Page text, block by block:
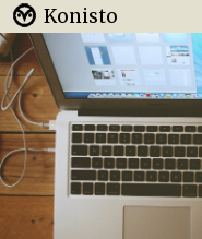
Konisto
Arbeit & Karriere
Internet
Urlaub & Reisen